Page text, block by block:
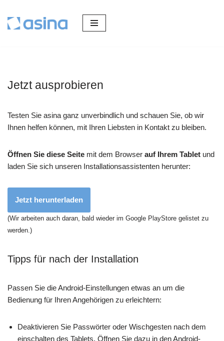
Zum
Jetzt ausprobieren
Testen Sie asina ganz unverbindlich und schauen Sie, ob wir
Ihnen helfen können, mit Ihren Liebsten in Kontakt zu bleiben.
Öffnen Sie diese Seite mit dem Browser auf Ihrem Tablet und
laden Sie sich unseren Installationsassistenten herunter:
Jetzt herunterladen
(Wir arbeiten auch daran, bald wieder im Google PlayStore gelistet zu
werden.)
Tipps für nach der Installation
Passen Sie die Android-Einstellungen etwas an um die
Bedienung für Ihren Angehörigen zu erleichtern:
Deaktivieren Sie Passwörter oder Wischgesten nach dem
einschalten des Tablets. Öffnen Sie dazu in den Android-